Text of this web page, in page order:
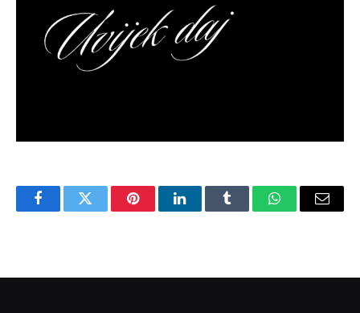
FacebookTwitter PinterestLinkedInTumblr WhatsAppEmail